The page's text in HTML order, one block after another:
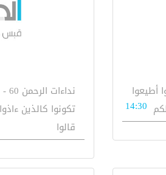
أطيعوا
14:30
تكونوا كالذين
قالوا